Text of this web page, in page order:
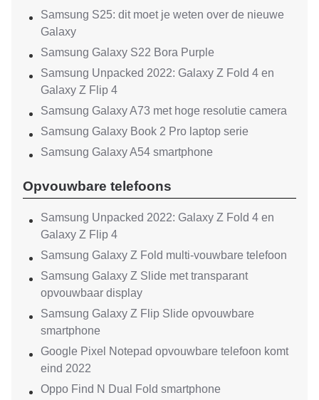
Samsung S25: dit moet je weten over de nieuwe
Galaxy
Samsung Galaxy S22 Bora Purple
Samsung Unpacked 2022: Galaxy Z Fold 4 en
Galaxy Z Flip 4
Samsung Galaxy A73 met hoge resolutie camera
Samsung Galaxy Book 2 Pro laptop serie
Samsung Galaxy A54 smartphone
Opvouwbare telefoons
Samsung Unpacked 2022: Galaxy Z Fold 4 en
Galaxy Z Flip 4
Samsung Galaxy Z Fold multi-vouwbare telefoon
Samsung Galaxy Z Slide met transparant
opvouwbaar display
Samsung Galaxy Z Flip Slide opvouwbare
smartphone
Google Pixel Notepad opvouwbare telefoon komt
eind 2022
Oppo Find N Dual Fold smartphone